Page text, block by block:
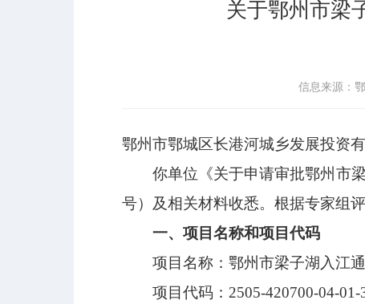
关于鄂州市梁
信息来源：
鄂州市鄂城区长港河城乡发展投资有
你单位《关于申请审批鄂州市
号） 及相关材料收悉。根据专家组
一、 项目名称和项目代码
项目名称：鄂州市梁子湖入江
项目代码： 2505-420700-04-01-